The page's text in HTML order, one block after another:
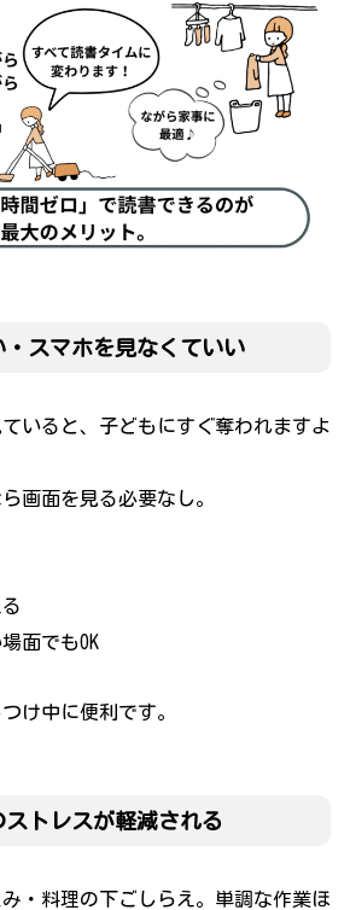
・スマホを見なくていい
いると、子どもにすぐ奪われますよ
画面を見る必要なし。
面でもOK
け中に便利です。
トレスが軽減される
・料理の下ごしらえ。単調な作業ほ